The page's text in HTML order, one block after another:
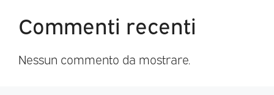
Commenti recenti
Nessun commento da mostrare.